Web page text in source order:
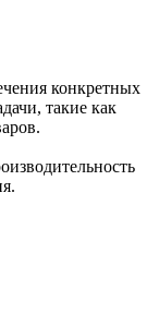
конкретных
такие как